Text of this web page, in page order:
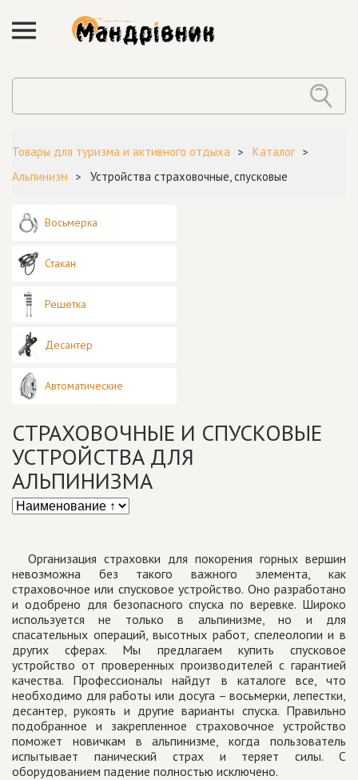
Товары для туризма и активного отдыха
Каталог
Альпинизм
Устройства страховочные, спусковые
Восьмерка
Стакан
Решетка
Десантер
Автоматические
СТРАХОВОЧНЫЕ И СПУСКОВЫЕ
УСТРОЙСТВА ДЛЯ
АЛЬПИНИЗМА
Организация страховки для покорения горных вершин
невозможна без такого важного элемента, как
страховочное или спусковое устройство. Оно разработано
и одобрено для безопасного спуска по веревке. Широко
используется не только в альпинизме, но и для
спасательных операций, высотных работ, спелеологии и в
других сферах. Мы предлагаем купить спусковое
устройство от проверенных производителей с гарантией
качества. Профессионалы найдут в каталоге все, что
необходимо для работы или досуга – восьмерки, лепестки,
десантер, рукоять и другие варианты спуска. Правильно
подобранное и закрепленное страховочное устройство
поможет новичкам в альпинизме, когда пользователь
испытывает панический страх и теряет силы. С
оборудованием падение полностью исключено.